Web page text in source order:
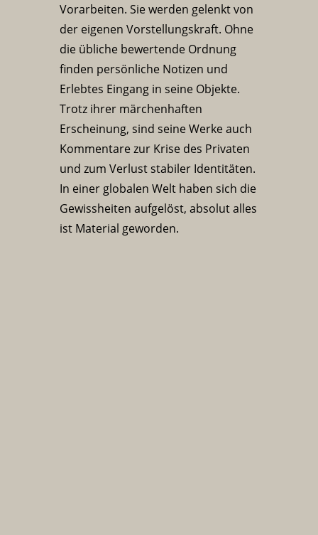
Vorarbeiten. Sie werden gelenkt von
der eigenen Vorstellungskraft. Ohne
die übliche bewertende Ordnung
finden persönliche Notizen und
Erlebtes Eingang in seine Objekte.
Trotz ihrer märchenhaften
Erscheinung, sind seine Werke auch
Kommentare zur Krise des Privaten
und zum Verlust stabiler Identitäten.
In einer globalen Welt haben sich die
Gewissheiten aufgelöst, absolut alles
ist Material geworden.